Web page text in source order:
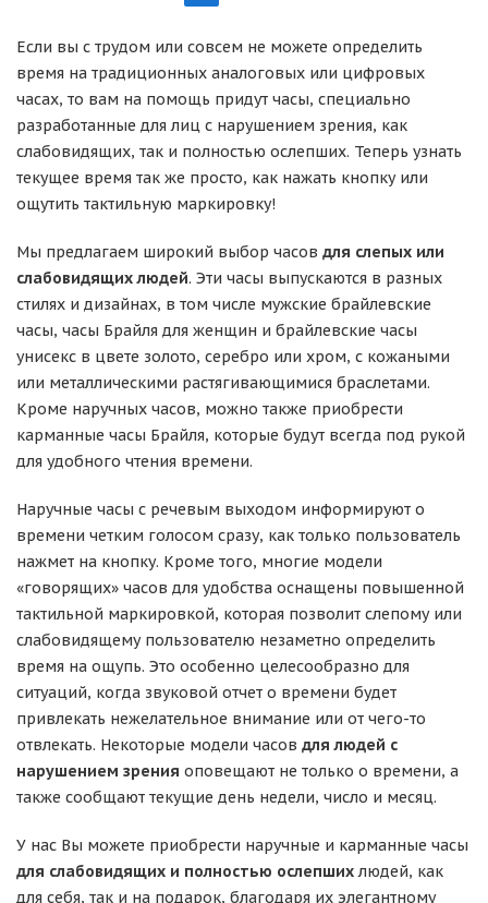
Если вы с трудом или совсем не можете определить
время на традиционных аналоговых или цифровых
часах, то вам на помощь придут часы, специально
разработанные для лиц с нарушением зрения, как
слабовидящих, так и полностью ослепших. Теперь узнать
текущее время так же просто, как нажать кнопку или
ощутить тактильную маркировку!
Мы предлагаем широкий выбор часов для слепых или
слабовидящих людей. Эти часы выпускаются в разных
стилях и дизайнах, в том числе мужские брайлевские
часы, часы Брайля для женщин и брайлевские часы
унисекс в цвете золото, серебро или хром, с кожаными
или металлическими растягивающимися браслетами.
Кроме наручных часов, можно также приобрести
карманные часы Брайля, которые будут всегда под рукой
для удобного чтения времени.
Наручные часы с речевым выходом информируют о
времени четким голосом сразу, как только пользователь
нажмет на кнопку. Кроме того, многие модели
«говорящих» часов для удобства оснащены повышенной
тактильной маркировкой, которая позволит слепому или
слабовидящему пользователю незаметно определить
время на ощупь. Это особенно целесообразно для
ситуаций, когда звуковой отчет о времени будет
привлекать нежелательное внимание или от чего-то
отвлекать. Некоторые модели часов для людей с
нарушением зрения оповещают не только о времени, а
также сообщают текущие день недели, число и месяц.
У нас Вы можете приобрести наручные и карманные часы
для слабовидящих и полностью ослепшихлюдей, как
для себя, так и на подарок, благодаря их элегантному